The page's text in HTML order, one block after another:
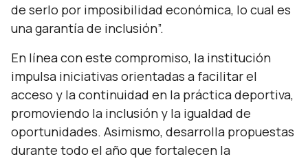
de serlo por imposibilidad económica, lo cual es
una garantía de inclusión”.
En línea con este compromiso, la institución
impulsa iniciativas orientadas a facilitar el
acceso y la continuidad en la práctica deportiva,
promoviendo la inclusión y la igualdad de
oportunidades. Asimismo, desarrolla propuestas
durante todo el año que fortalecen la